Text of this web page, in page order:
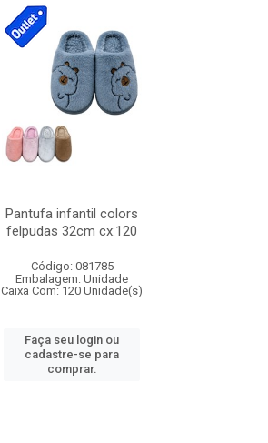
Pantufa infantil colors
felpudas 32cm cx:120
Código: 081785
Embalagem: Unidade
Caixa Com: 120 Unidade(s)
Faça seu login ou
cadastre-se para
comprar.